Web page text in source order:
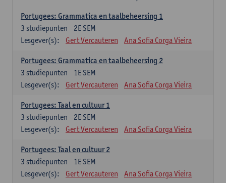
Portugees: Grammatica en taalbeheersing 1
2E SEM
3 studiepunten
Lesgever(s):
Gert Vercauteren Ana Sofia Corga Vieira
Portugees: Grammatica en taalbeheersing 2
1E SEM
3 studiepunten
Lesgever(s):
Gert Vercauteren Ana Sofia Corga Vieira
Portugees: Taal en cultuur 1
2E SEM
3 studiepunten
Lesgever(s):
Gert Vercauteren Ana Sofia Corga Vieira
Portugees: Taal en cultuur 2
1E SEM
3 studiepunten
Lesgever(s):
Gert Vercauteren Ana Sofia Corga Vieira